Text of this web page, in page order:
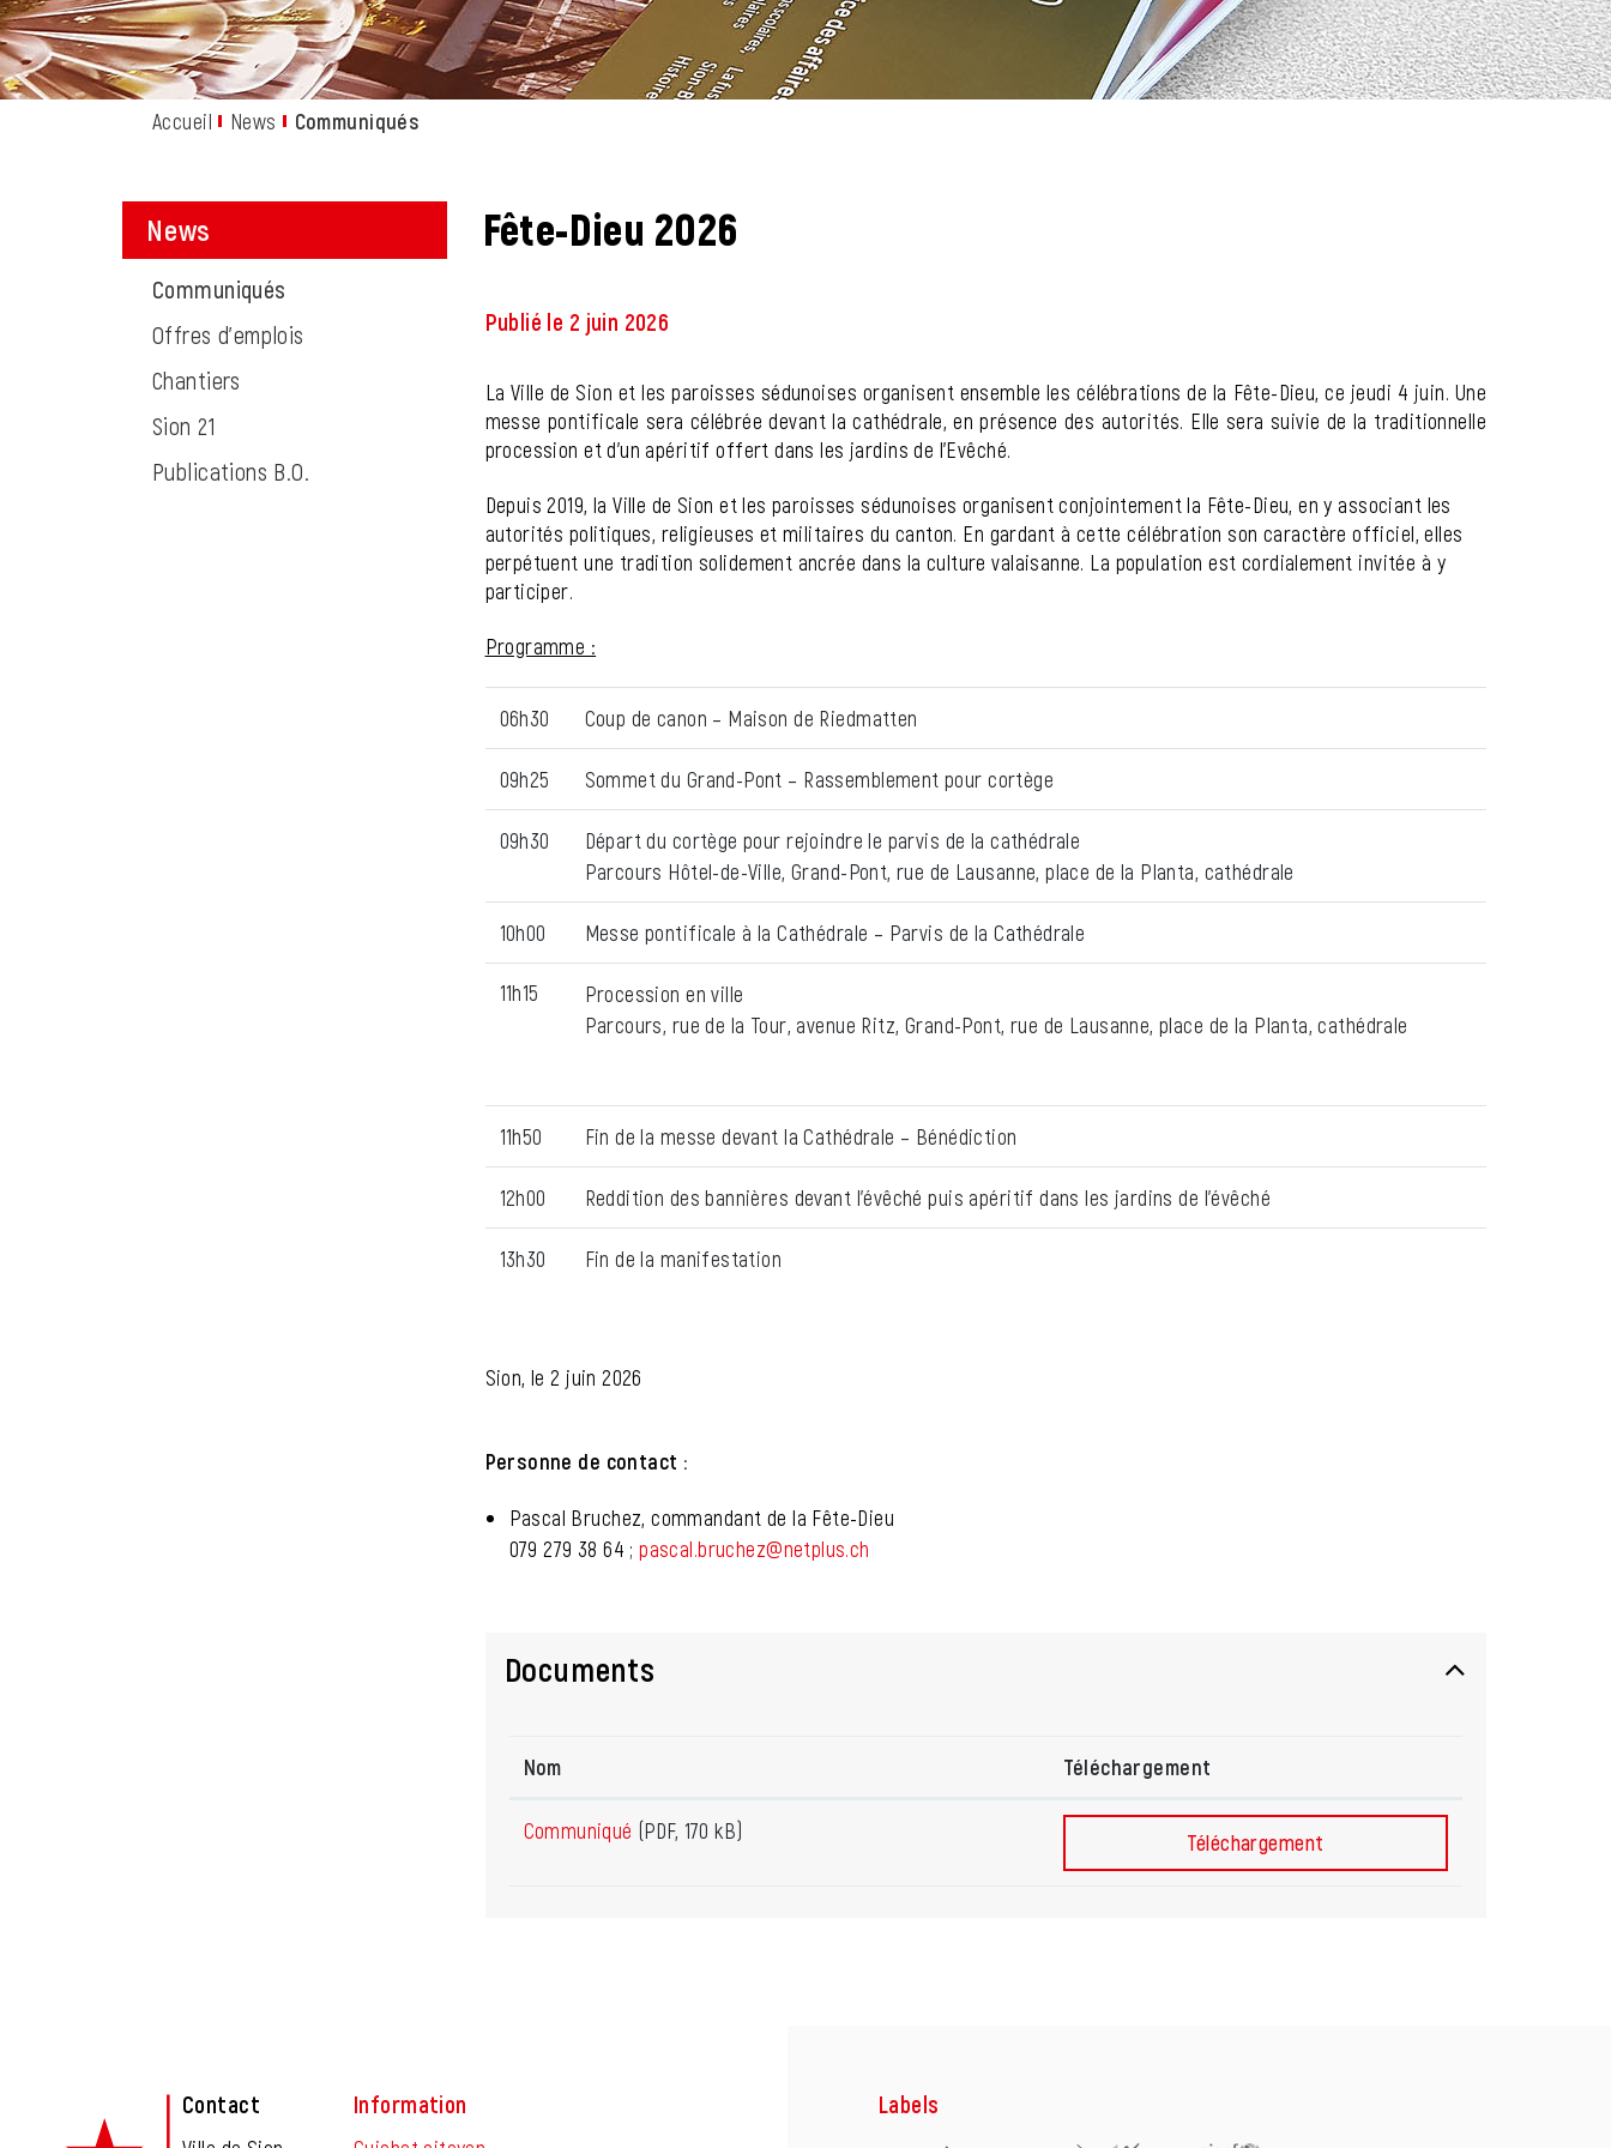
Accueil News Communiqués
News
Communiqués
Offres d'emplois
Chantiers
Sion 21
Publications B.O.
Fête-Dieu 2026
Publié le 2 juin 2026
La Ville de Sion et les paroisses sédunoises organisent ensemble les célébrations de la Fête-Dieu, ce jeudi 4 juin. Une
messe pontificale sera célébrée devant la cathédrale, en présence des autorités. Elle sera suivie de la traditionnelle
procession et d’un apéritif offert dans les jardins de l’Evêché.
Depuis 2019, la Ville de Sion et les paroisses sédunoises organisent conjointement la Fête-Dieu, en y associant les
autorités politiques, religieuses et militaires du canton. En gardant à cette célébration son caractère officiel, elles
perpétuent une tradition solidement ancrée dans la culture valaisanne. La population est cordialement invitée à y
participer.
Programme :
06h30 Coup de canon – Maison de Riedmatten
09h25 Sommet du Grand-Pont – Rassemblement pour cortège
09h30
Départ du cortège pour rejoindre le parvis de la cathédrale
Parcours Hôtel-de-Ville, Grand-Pont, rue de Lausanne, place de la Planta, cathédrale
10h00 Messe pontificale à la Cathédrale – Parvis de la Cathédrale
11h15
Procession en ville
Parcours, rue de la Tour, avenue Ritz, Grand-Pont, rue de Lausanne, place de la Planta, cathédrale
11h50 Fin de la messe devant la Cathédrale – Bénédiction
12h00 Reddition des bannières devant l’évêché puis apéritif dans les jardins de l’évêché
13h30 Fin de la manifestation
Sion, le 2 juin 2026
Personne de contact :
Pascal Bruchez, commandant de la Fête-Dieu
079 279 38 64 ;pascal.bruchez@netplus.ch
Objets associés
Documents
Nom Téléchargement
Communiqué (PDF, 170 kB) Téléchargement
Contact Information Labels